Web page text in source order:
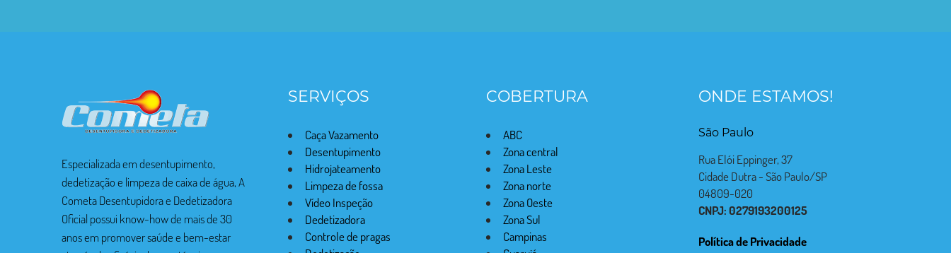
Especializada em desentupimento,
dedetização e limpeza de caixa de água, A
Cometa Desentupidora e Dedetizadora
Oficial possui know-how de mais de 30
anos em promover saúde e bem-estar
SERVIÇOS
Caça Vazamento
Desentupimento
Hidrojateamento
Limpeza de fossa
Vídeo Inspeção
Dedetizadora
Controle de pragas
COBERTURA
ABC
Zona central
Zona Leste
Zona norte
Zona Oeste
Zona Sul
Campinas
ONDE ESTAMOS!
São Paulo
Rua Elói Eppinger, 37
Cidade Dutra - São Paulo/SP
04809-020
CNPJ: 0279193200125
Política de Privacidade